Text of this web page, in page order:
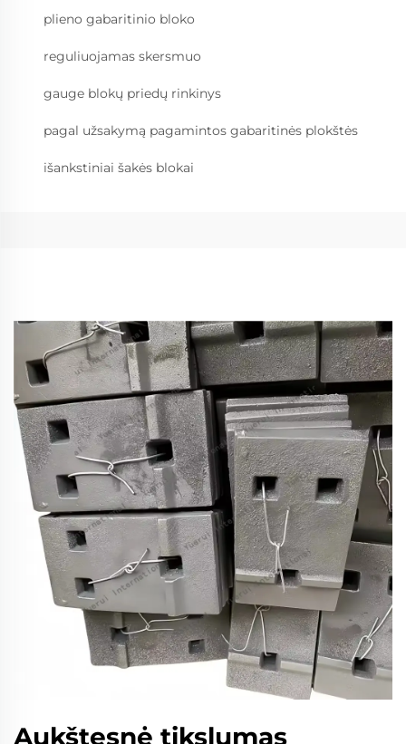
plieno gabaritinio bloko
reguliuojamas skersmuo
gauge blokų priedų rinkinys
pagal užsakymą pagamintos gabaritinės plokštės
išankstiniai šakės blokai
Aukštesnė tikslumas